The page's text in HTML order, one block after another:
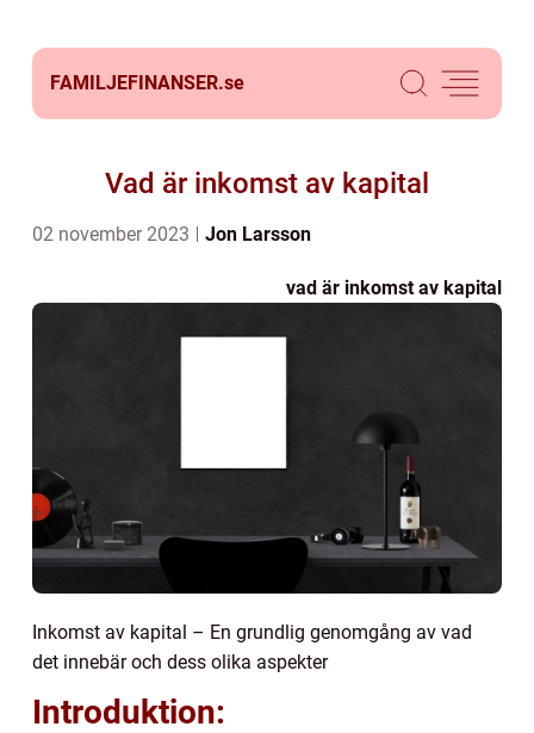
FAMILJEFINANSER.se
Vad är inkomst av kapital
02 november 2023 Jon Larsson
vad är inkomst av kapital
Inkomst av kapital – En grundlig genomgång av vad
det innebär och dess olika aspekter
Introduktion: